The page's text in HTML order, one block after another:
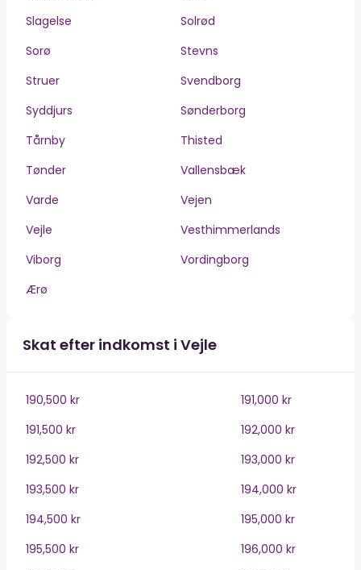
Slagelse
Solrød
Sorø
Stevns
Struer
Svendborg
Syddjurs
Sønderborg
Tårnby
Thisted
Tønder
Vallensbæk
Varde
Vejen
Vejle
Vesthimmerlands
Viborg
Vordingborg
Ærø
Skat efter indkomst i Vejle
190,500 kr
191,000 kr
191,500 kr
192,000 kr
192,500 kr
193,000 kr
193,500 kr
194,000 kr
194,500 kr
195,000 kr
195,500 kr
196,000 kr